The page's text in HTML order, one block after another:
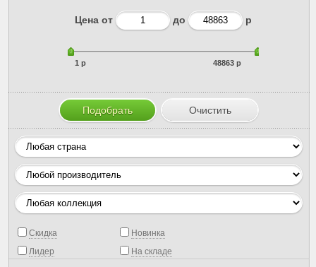
Цена от до р
1 р 48863 р
Скидка
Новинка
Лидер
На складе